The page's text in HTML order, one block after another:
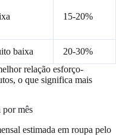
15-20%
baixa
20-30%
relação esforço-
o que significa mais
por mês
estimada em roupa pelo